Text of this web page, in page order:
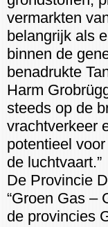
vermarkten
belangrijk als
binnen de
benadrukte
Harm
steeds op de
vrachtverkeer
potentieel
de luchtvaart.”
De Provincie
“Groen Gas –
de provincies